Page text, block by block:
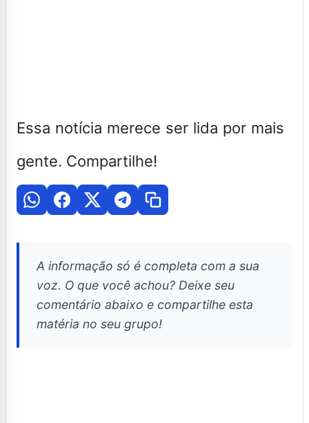
Essa notícia merece ser lida por mais
gente. Compartilhe!
A informação só é completa com a sua
voz. O que você achou? Deixe seu
comentário abaixo e compartilhe esta
matéria no seu grupo!